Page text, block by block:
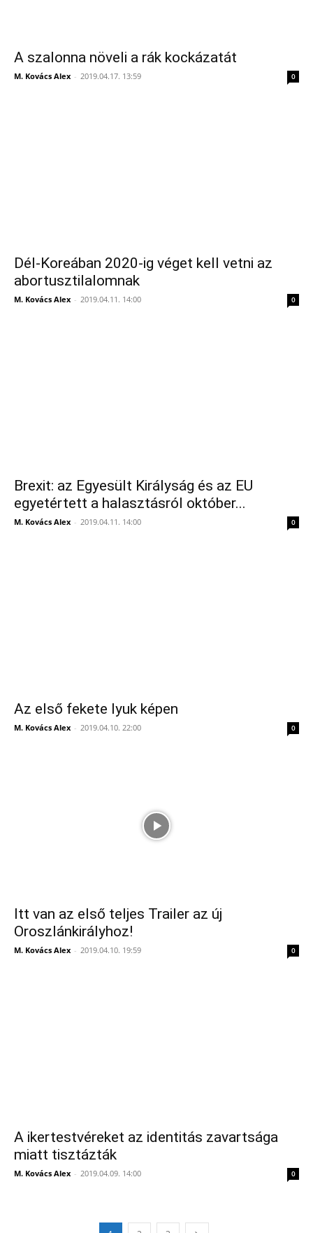
A szalonna növeli a rák kockázatát
M. Kovács Alex - 2019.04.17. 13:59 0
Dél-Koreában 2020-ig véget kell vetni az
abortusztilalomnak
M. Kovács Alex - 2019.04.11. 14:00 0
Brexit: az Egyesült Királyság és az EU
egyetértett a halasztásról október...
M. Kovács Alex - 2019.04.11. 14:00 0
Az első fekete lyuk képen
M. Kovács Alex - 2019.04.10. 22:00 0
Itt van az első teljes Trailer az új
Oroszlánkirályhoz!
M. Kovács Alex - 2019.04.10. 19:59 0
A ikertestvéreket az identitás zavartsága
miatt tisztázták
M. Kovács Alex - 2019.04.09. 14:00 0